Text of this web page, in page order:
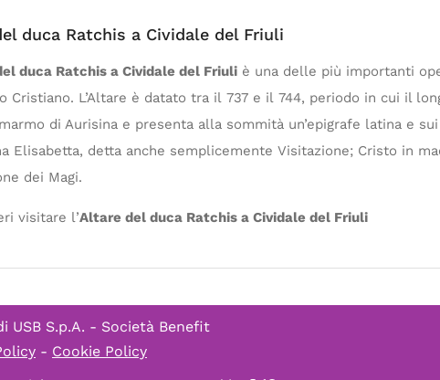
duca Ratchis a Cividale del Friuli
duca Ratchis a Cividale del Friuli è una delle più importanti
Cristiano. L’Altare è datato tra il 737 e il 744, periodo in cui il
di Aurisina e presenta alla sommità un’epigrafe latina e
Elisabetta, detta anche semplicemente Visitazione; Cristo in
dei Magi.
visitare l’Altare del duca Ratchis a Cividale del Friuli
USB S.p.A. - Società Benefit
- Cookie Policy